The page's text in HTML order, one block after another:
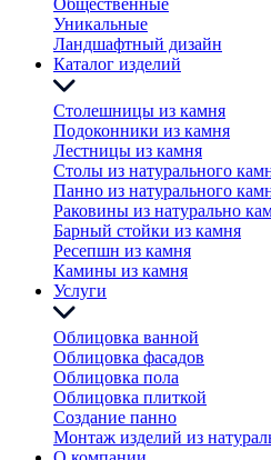
Общественные
Уникальные
Ландшафтный дизайн
Каталог изделий
Столешницы из камня
Подоконники из камня
Лестницы из камня
Столы из натурального
Панно из натурального
Раковины из натурально
Барный стойки из камня
Ресепшн из камня
Камины из камня
Услуги
Облицовка ванной
Облицовка фасадов
Облицовка пола
Облицовка плиткой
Создание панно
Монтаж изделий из